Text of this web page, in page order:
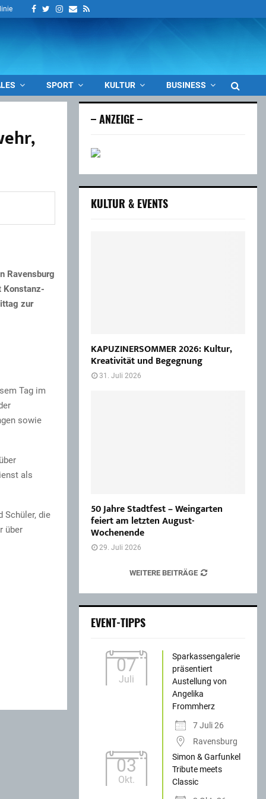
Facebook
Twitter
Instagram
EmailRss
SPORT KULTUR BUSINESS
Ravensburg
Konstanz-
zur
Tag im
sowie
als
Schüler, die
über
– ANZEIGE –
KULTUR & EVENTS
KAPUZINERSOMMER 2026: Kultur,
Kreativität und Begegnung
31. Juli 2026
50 Jahre Stadtfest – Weingarten
feiert am letzten August-
Wochenende
29. Juli 2026
WEITERE BEITRÄGE
EVENT-TIPPS
07
Juli
Sparkassengalerie
präsentiert
Austellung von
Angelika
Frommherz
7 Juli 26
Ravensburg
03
Okt.
Simon & Garfunkel
Tribute meets
Classic